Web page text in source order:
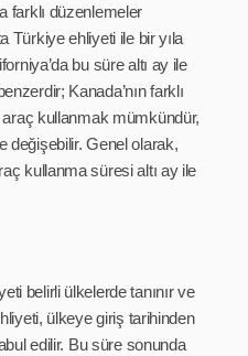
farklı düzenlemeler
Türkiye ehliyeti ile bir yıla
bu süre altı ay ile
Kanada’nın farklı
kullanmak mümkündür,
değişebilir. Genel olarak,
kullanma süresi altı ay ile
belirli ülkelerde tanınır ve
ülkeye giriş tarihinden
edilir. Bu süre sonunda